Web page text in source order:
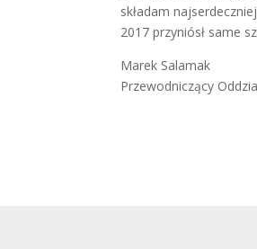
składam
2017 przyniósł same
Marek Salamak
Przewodniczący